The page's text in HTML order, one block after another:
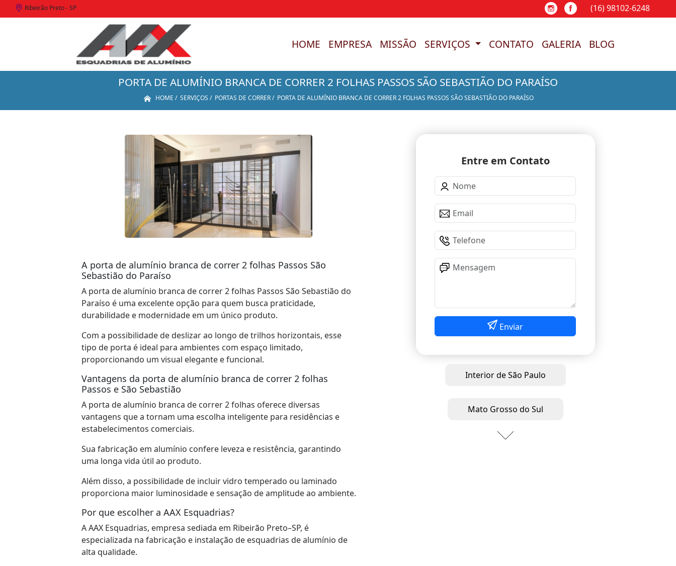
Ribeirão Preto - SP (16) 98102-6248 (16) 98102-6248
HOME EMPRESA MISSÃO SERVIÇOS CONTATO GALERIA BLOG
PORTA DE ALUMÍNIO BRANCA DE CORRER 2 FOLHAS PASSOS SÃO SEBASTIÃO DO PARAÍSO
HOME SERVIÇOS PORTAS DE CORRER PORTA DE ALUMÍNIO BRANCA DE CORRER 2 FOLHAS PASSOS SÃO SEBASTIÃO DO PARAÍSO
A porta de alumínio branca de correr 2 folhas Passos São
Sebastião do Paraíso
A porta de alumínio branca de correr 2 folhas Passos São Sebastião do
Paraíso é uma excelente opção para quem busca praticidade,
durabilidade e modernidade em um único produto.
Com a possibilidade de deslizar ao longo de trilhos horizontais, esse
tipo de porta é ideal para ambientes com espaço limitado,
proporcionando um visual elegante e funcional.
Vantagens da porta de alumínio branca de correr 2 folhas
Passos e São Sebastião
A porta de alumínio branca de correr 2 folhas oferece diversas
vantagens que a tornam uma escolha inteligente para residências e
estabelecimentos comerciais.
Sua fabricação em alumínio confere leveza e resistência, garantindo
uma longa vida útil ao produto.
Além disso, a possibilidade de incluir vidro temperado ou laminado
proporciona maior luminosidade e sensação de amplitude ao ambiente.
Por que escolher a AAX Esquadrias?
A AAX Esquadrias, empresa sediada em Ribeirão Preto–SP, é
especializada na fabricação e instalação de esquadrias de alumínio de
alta qualidade.
Entre em Contato
Enviar
Interior de São Paulo
Mato Grosso do Sul